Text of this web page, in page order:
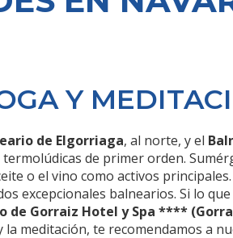
Y
de Elgorriaga, al norte, y el
de primer orden.
o el vino como activos
excepcionales balnearios. Si lo
de Gorraiz Hotel y Spa ****
la meditación, te recomendamos a